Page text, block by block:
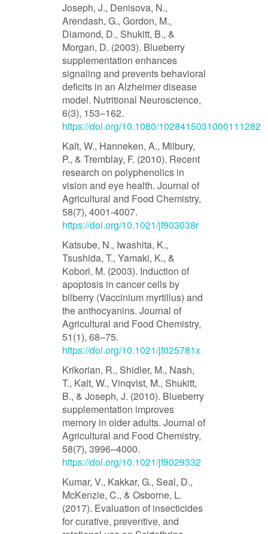
Joseph, J., Denisova, N.,
Arendash, G., Gordon, M.,
Diamond, D., Shukitt, B., &
Morgan, D. (2003). Blueberry
supplementation enhances
signaling and prevents behavioral
deficits in an Alzheimer disease
model. Nutritional Neuroscience,
6(3), 153–162.
https://doi.org/10.1080/1028415031000111282
Kalt, W., Hanneken, A., Milbury,
P., & Tremblay, F. (2010). Recent
research on polyphenolics in
vision and eye health. Journal of
Agricultural and Food Chemistry,
58(7), 4001-4007.
https://doi.org/10.1021/jf903038r
Katsube, N., Iwashita, K.,
Tsushida, T., Yamaki, K., &
Kobori, M. (2003). Induction of
apoptosis in cancer cells by
bilberry (Vaccinium myrtillus) and
the anthocyanins. Journal of
Agricultural and Food Chemistry,
51(1), 68–75.
https://doi.org/10.1021/jf025781x
Krikorian, R., Shidler, M., Nash,
T., Kalt, W., Vinqvist, M., Shukitt,
B., & Joseph, J. (2010). Blueberry
supplementation improves
memory in older adults. Journal of
Agricultural and Food Chemistry,
58(7), 3996–4000.
https://doi.org/10.1021/jf9029332
Kumar, V., Kakkar, G., Seal, D.,
McKenzie, C., & Osborne, L.
(2017). Evaluation of insecticides
for curative, preventive, and